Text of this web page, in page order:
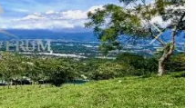
Next